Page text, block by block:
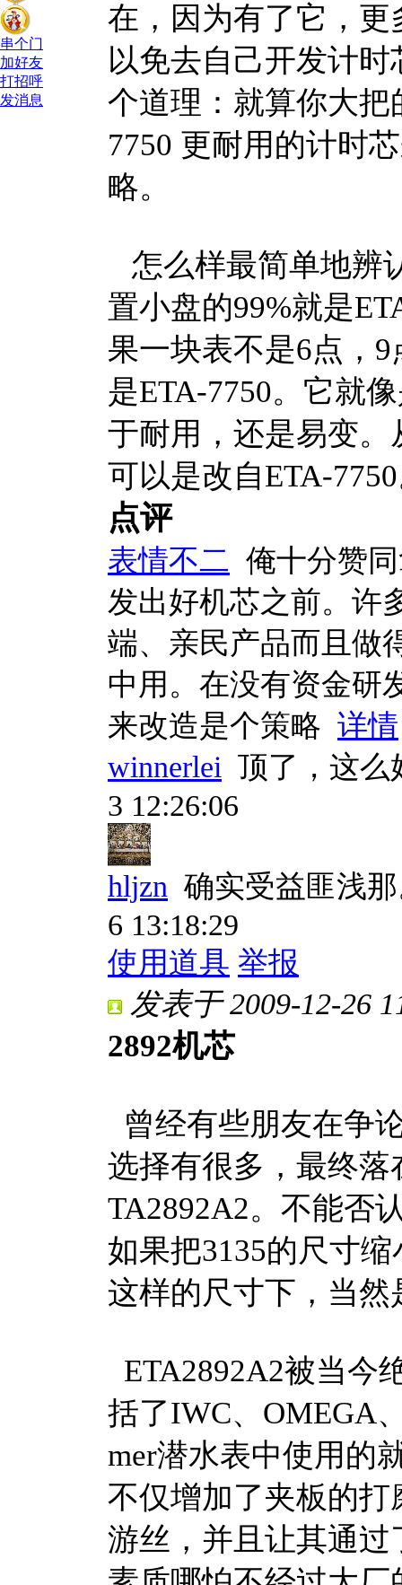
串个门
加好友
打招呼
发消息
在，因为有了它，
以免去自己开发计
个道理：就算你大
7750 更耐用的计时
略。
怎么样最简单地辨
置小盘的99%就是
果一块表不是6点，
是ETA-7750。它就
于耐用，还是易变
可以是改自ETA-
点评
表情不二 俺十分赞
发出好机芯之前。许
端、亲民产品而且做
中用。在没有资金研
来改造是个策略 详情
winnerlei 顶了，这
3 12:26:06
hljzn 确实受益匪浅
6 13:18:29
使用道具 举报
发表于 2009-12-26
2892机芯
曾经有些朋友在争
选择有很多，最终落
TA2892A2。不能否
如果把3135的尺寸
这样的尺寸下，当然
ETA2892A2被当今
括了IWC、OMEGA
mer潜水表中使用的
不仅增加了夹板的
游丝，并且让其通过